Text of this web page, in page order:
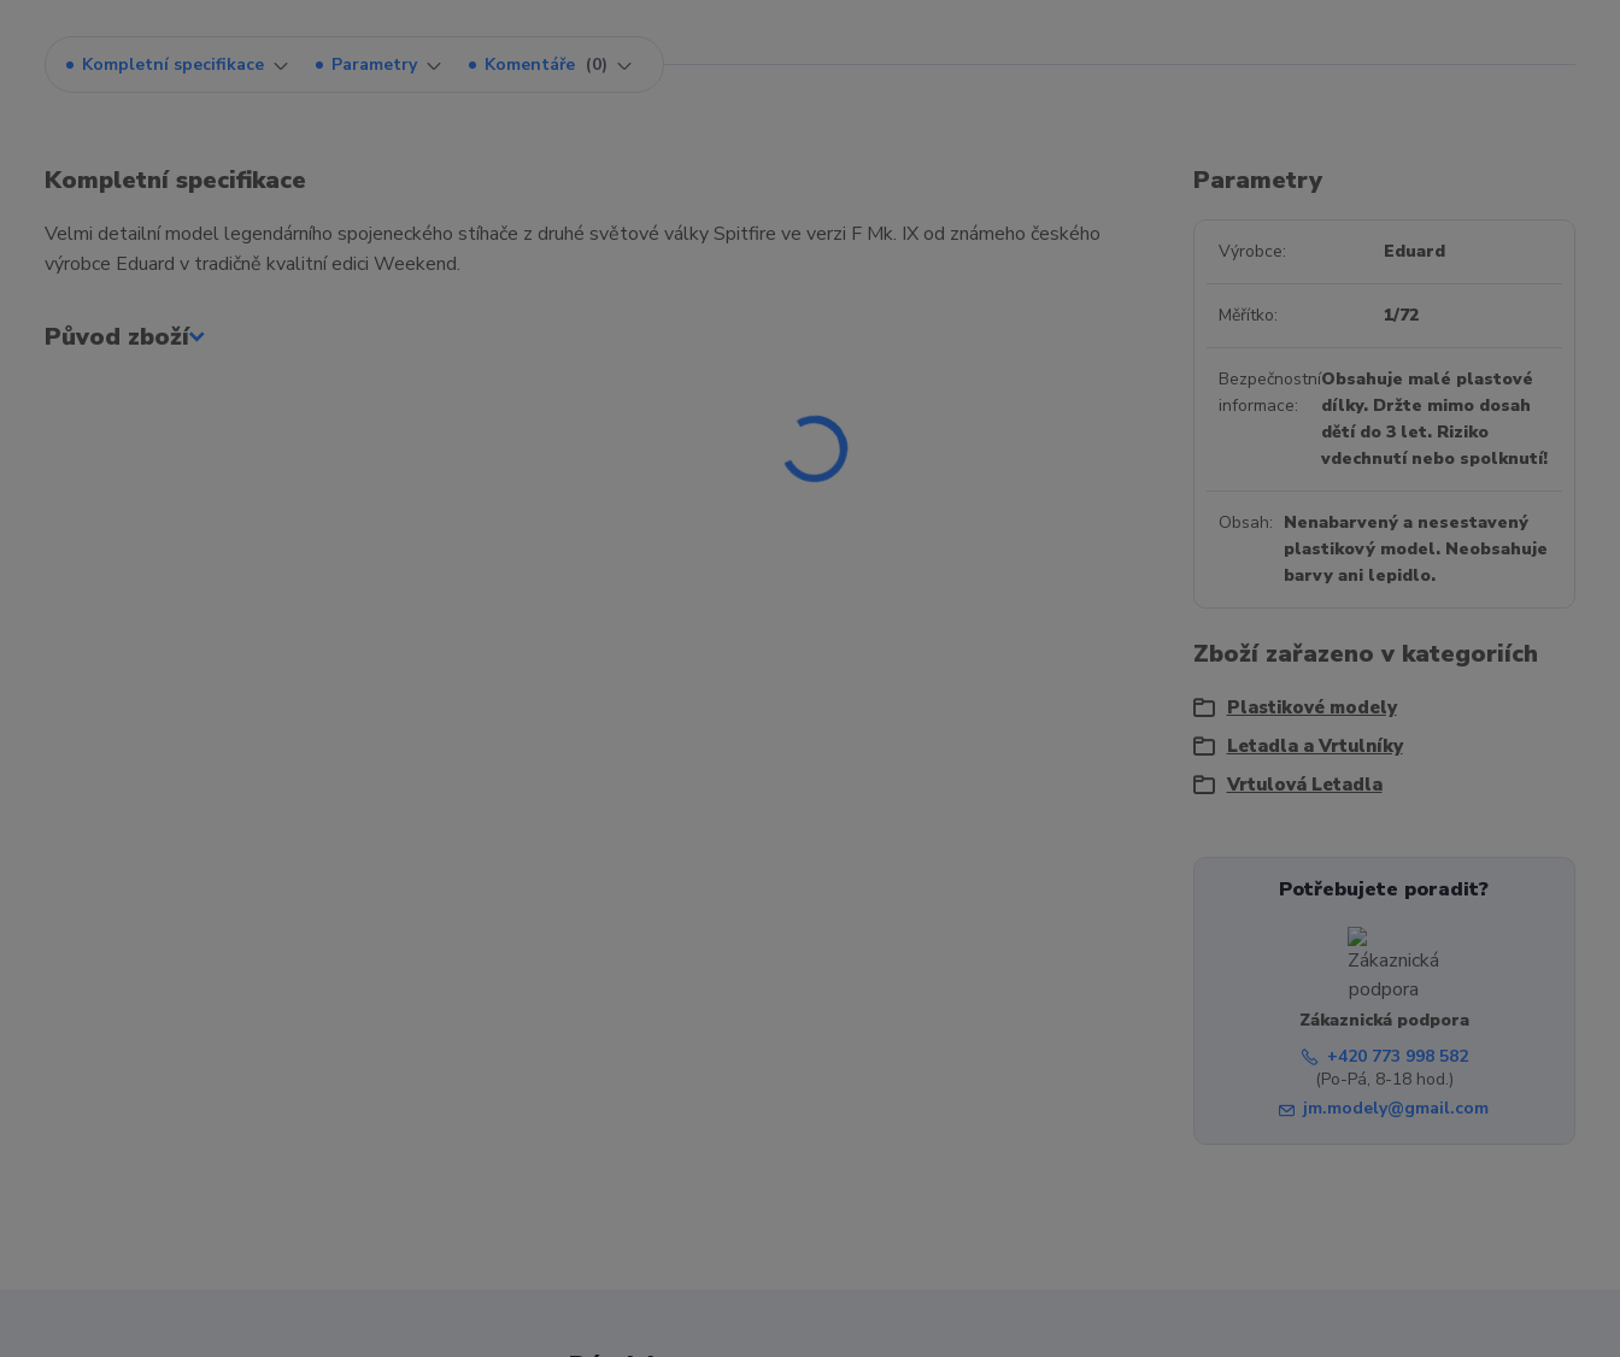
Kompletní specifikace Parametry Komentáře 0
Kompletní specifikace
Velmi detailní model legendárního spojeneckého stíhače z druhé světové války Spitfire ve verzi F Mk. IX od známeho českého
výrobce Eduard v tradičně kvalitní edici Weekend.
Původ zboží
Parametry
Výrobce Eduard
Měřítko 1/72
Bezpečnostní
informace
Obsahuje malé plastové
dílky. Držte mimo dosah
dětí do 3 let. Riziko
vdechnutí nebo spolknutí!
Obsah
Nenabarvený a nesestavený
plastikový model. Neobsahuje
barvy ani lepidlo.
Zboží zařazeno v kategoriích
Plastikové modely
Letadla a Vrtulníky
Vrtulová Letadla
Potřebujete poradit?
Zákaznická podpora
+420 773 998 582
(Po-Pá, 8-18 hod.)
jm.modely@gmail.com